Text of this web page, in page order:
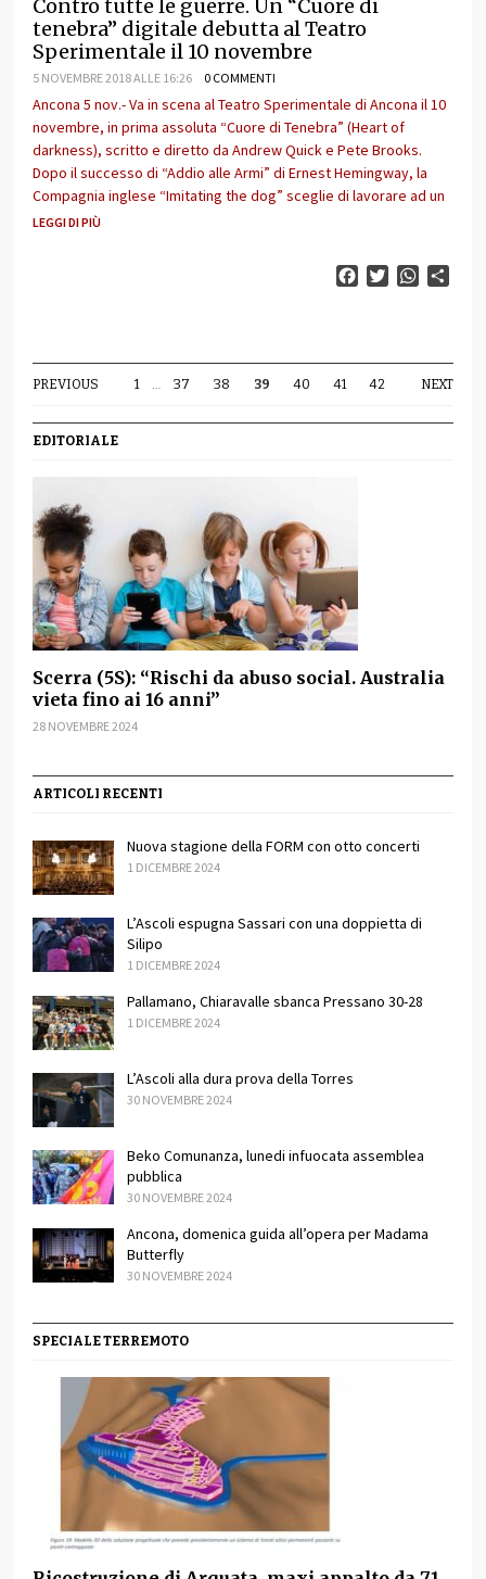
Contro tutte le guerre. Un “Cuore di
tenebra” digitale debutta al Teatro
Sperimentale il 10 novembre
5 NOVEMBRE 2018 ALLE 16:26 0 COMMENTI
Ancona 5 nov.- Va in scena al Teatro Sperimentale di Ancona il 10
novembre, in prima assoluta “Cuore di Tenebra” (Heart of
darkness), scritto e diretto da Andrew Quick e Pete Brooks.
Dopo il successo di “Addio alle Armi” di Ernest Hemingway, la
Compagnia inglese “Imitating the dog” sceglie di lavorare ad un
LEGGI DI PIÙ
FacebookTwitter
PREVIOUS 1 … 37 38 39 40 41 42 NEXT
EDITORIALE
Scerra (5S): “Rischi da abuso social. Australia
vieta fino ai 16 anni”
28 NOVEMBRE 2024
ARTICOLI RECENTI
Nuova stagione della FORM con otto concerti
1 DICEMBRE 2024
L’Ascoli espugna Sassari con una doppietta di
Silipo
1 DICEMBRE 2024
Pallamano, Chiaravalle sbanca Pressano 30-28
1 DICEMBRE 2024
L’Ascoli alla dura prova della Torres
30 NOVEMBRE 2024
Beko Comunanza, lunedi infuocata assemblea
pubblica
30 NOVEMBRE 2024
Ancona, domenica guida all’opera per Madama
Butterfly
30 NOVEMBRE 2024
SPECIALE TERREMOTO